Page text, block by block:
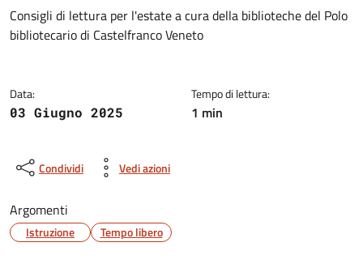
Dettagli della notizia
Consigli di lettura per l'estate a cura della biblioteche del Polo
bibliotecario di Castelfranco Veneto
Data:
03 Giugno 2025
Tempo di lettura:
1 min
Condividi Vedi azioni
Argomenti
Istruzione Tempo libero